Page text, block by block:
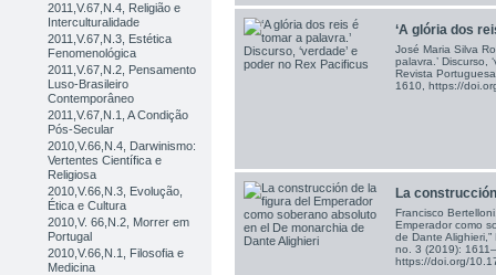
2011,V.67,N.4, Religião e
Interculturalidade
2011,V.67,N.3, Estética
Fenomenológica
2011,V.67,N.2, Pensamento
Luso-Brasileiro
Contemporâneo
2011,V.67,N.1, A Condição
Pós-Secular
2010,V.66,N.4, Darwinismo:
Vertentes Científica e
Religiosa
2010,V.66,N.3, Evolução,
Ética e Cultura
2010,V. 66,N.2, Morrer em
Portugal
2010,V.66,N.1, Filosofia e
Medicina
‘A glória dos
José Maria Silva
palavra.’ Discurso,
Revista
1610, https://
La
Francisco
Emperador como
de Dante
no. 3 (2019):
https://doi.org/